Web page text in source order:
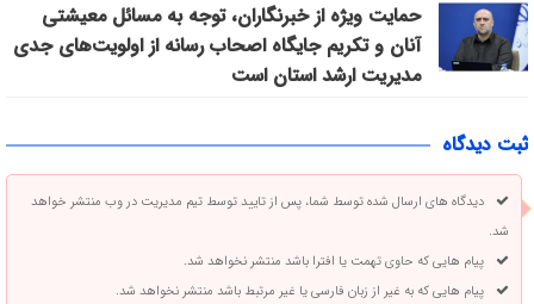
حمایت ویژه از خبرنگاران، توجه به مسائل معیشتی
آنان و تکریم جایگاه اصحاب رسانه از اولویت‌های جدی
مدیریت ارشد استان است
ثبت دیدگاه
دیدگاه های ارسال شده توسط شما، پس از تایید توسط تیم مدیریت در وب منتشر خواهد
شد.
پیام هایی که حاوی تهمت یا افترا باشد منتشر نخواهد شد.
پیام هایی که به غیر از زبان فارسی یا غیر مرتبط باشد منتشر نخواهد شد.